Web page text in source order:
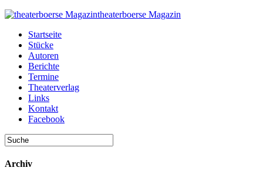
theaterboerse Magazin
Startseite
Stücke
Autoren
Berichte
Termine
Theaterverlag
Links
Kontakt
Facebook
Archiv